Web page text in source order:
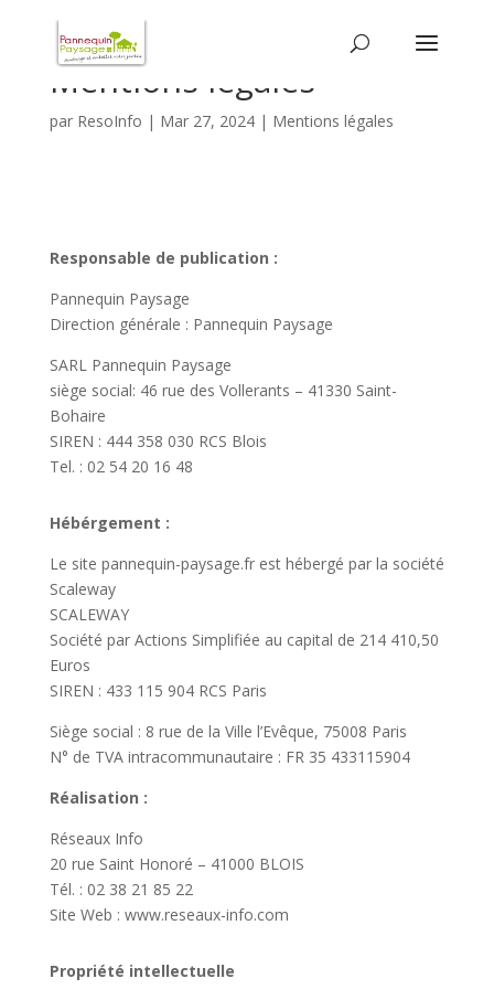
Mentions légales
par ResoInfo | Mar 27, 2024| Mentions légales
Responsable de publication :
Pannequin Paysage
Direction générale : Pannequin Paysage
SARL Pannequin Paysage
siège social: 46 rue des Vollerants – 41330 Saint-
Bohaire
SIREN : 444 358 030 RCS Blois
Tel. : 02 54 20 16 48
Hébérgement :
Le site pannequin-paysage.fr est hébergé par la société
Scaleway
SCALEWAY
Société par Actions Simplifiée au capital de 214 410,50
Euros
SIREN : 433 115 904 RCS Paris
Siège social : 8 rue de la Ville l’Evêque, 75008 Paris
N° de TVA intracommunautaire : FR 35 433115904
Réalisation :
Réseaux Info
20 rue Saint Honoré – 41000 BLOIS
Tél. : 02 38 21 85 22
Site Web : www.reseaux-info.com
Propriété intellectuelle